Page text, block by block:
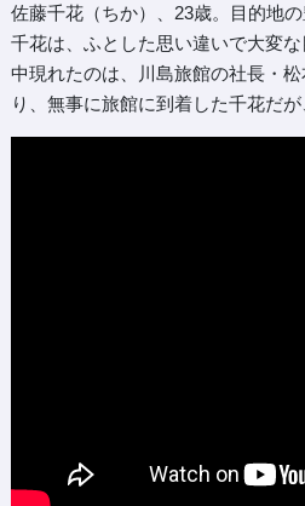
佐藤千花（ちか）、23歳。目的地
千花は、ふとした思い違いで大変
中現れたのは、川島旅館の社長・
り、無事に旅館に到着した千花だ